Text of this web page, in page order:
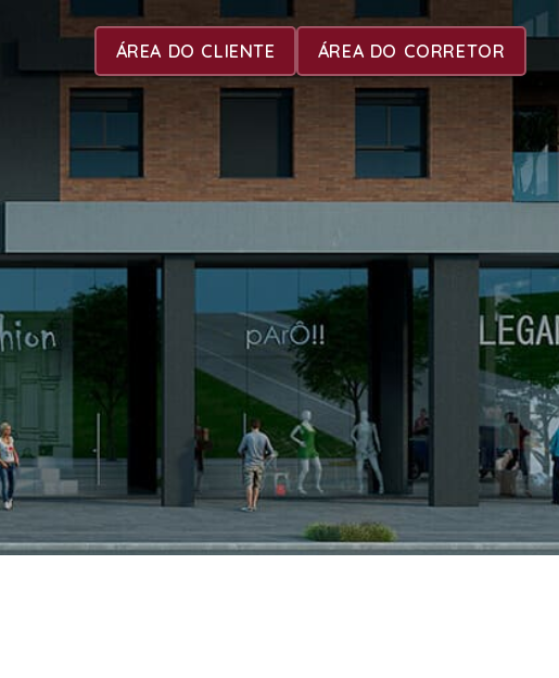
ÁREA DO CLIENTE ÁREA DO CORRETOR